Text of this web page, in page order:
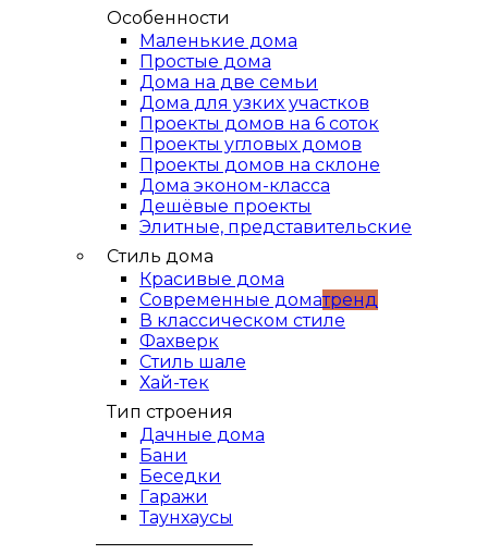
Особенности
Маленькие дома
Простые дома
Дома на две семьи
Дома для узких участков
Проекты домов на 6 соток
Проекты угловых домов
Проекты домов на склоне
Дома эконом-класса
Дешёвые проекты
Элитные, представительские
Стиль дома
Красивые дома
Современные доматренд
В классическом стиле
Фахверк
Стиль шале
Хай-тек
Тип строения
Дачные дома
Бани
Беседки
Гаражи
Таунхаусы